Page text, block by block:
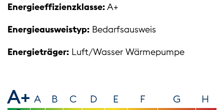
Energieeffizienzklasse:A+
Energieausweistyp: Bedarfsausweis
Energieträger: Luft/Wasser Wärmepumpe
A+ A B C D E F G H